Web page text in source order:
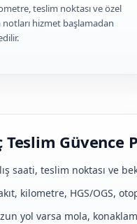
teslim noktası ve özel
notları hizmet başlamadan
Teslim Güvence
saati, teslim noktası ve
kilometre, HGS/OGS,
yol varsa mola,